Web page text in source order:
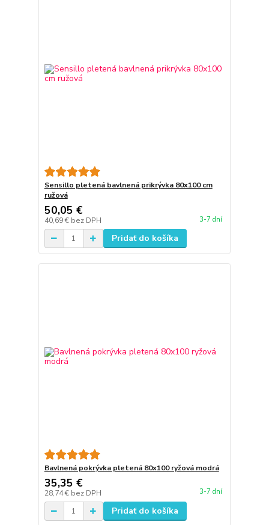
Sensillo pletená bavlnená prikrývka 80x100 cm
ružová
50,05 €
40,69 € bez DPH 3-7 dní
Pridať do košíka
Bavlnená pokrývka pletená 80x100 ryžová modrá
35,35 €
28,74 € bez DPH 3-7 dní
Pridať do košíka